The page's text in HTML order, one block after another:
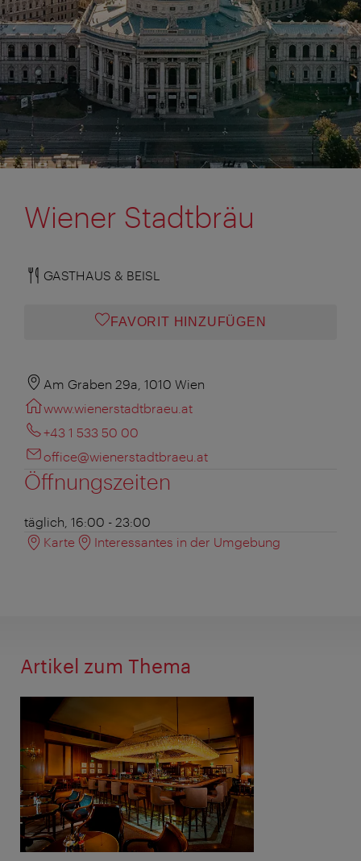
Wiener Stadtbräu
GASTHAUS & BEISL
FAVORIT HINZUFÜGEN
Am Graben 29a, 1010 Wien
www.wienerstadtbraeu.at
+43 1 533 50 00
office@wienerstadtbraeu.at
Öffnungszeiten
täglich, 16:00 - 23:00
Karte
Interessantes in der Umgebung
Artikel zum Thema